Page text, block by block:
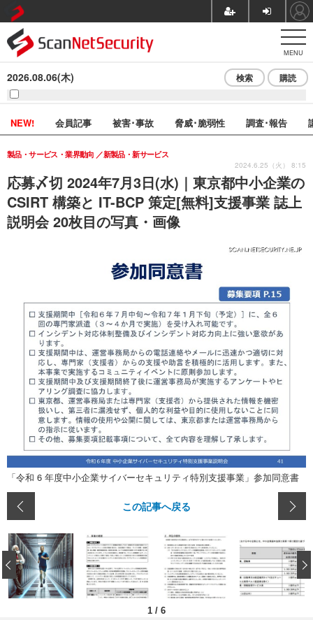
MENU
2026.08.06(木) 検索 購読
NEW! 会員記事 被害･事故 脅威･脆弱性 調査･報告
応募〆切 2024年7月3日(水)｜東京都中小企業の
CSIRT 構築と IT-BCP 策定[無料]支援事業 誌上
説明会 20枚目の写真・画像
製品・サービス・業界動向 新製品・新サービス
2024.6.25（火） 8:15
「令和 6 年度中小企業サイバーセキュリティ特別支援事業」参加同意書
この記事へ戻る
1 / 6
‹